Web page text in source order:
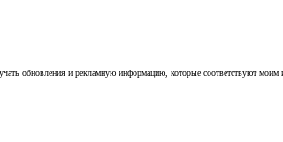
обновления и рекламную информацию, которые соответствуют моим